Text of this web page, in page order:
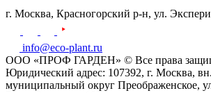
г. Москва, Красногорский р-н, ул.
info@eco-plant.ru
ООО «ПРОФ ГАРДЕН» © Все права
Юридический адрес: 107392, г. Москва, вн.
муниципальный округ Преображенское,